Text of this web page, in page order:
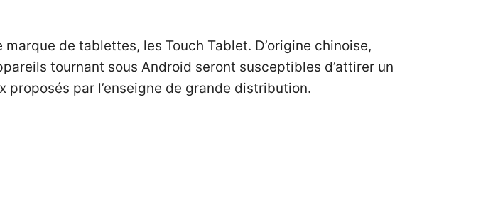
de tablettes, les Touch Tablet. D’origine chinoise,
tournant sous Android seront susceptibles d’attirer un
par l’enseigne de grande distribution.